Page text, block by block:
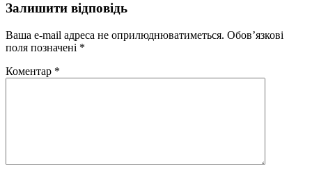
Залишити відповідь
Ваша e-mail адреса не оприлюднюватиметься. Обов’язкові
поля позначені *
Коментар *